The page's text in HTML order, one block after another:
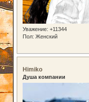
Уважение: +11344
Пол: Женский
Himiko
Душа компании